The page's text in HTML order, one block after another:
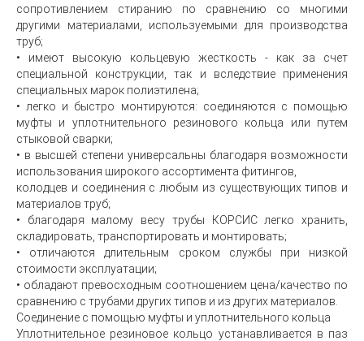
cопротивлением стиранию по сравнению со многими
другими материалами, используемыми для производства
труб;
• имеют высокую кольцевую жесткость - как за счет
специальной конструкции, так и вследствие применения
специальных марок полиэтилена;
• легко и быстро монтируются: соединяются с помощью
муфты и уплотнительного резинового кольца или путем
стыковой сварки;
• в высшей степени универсальны благодаря возможности
использования широкого ассортимента фитингов,
колодцев и соединения с любым из существующих типов и
материалов труб;
• благодаря малому весу трубы КОРСИС легко хранить,
складировать, транспортировать и монтировать;
• отличаются длительным сроком службы при низкой
стоимости эксплуатации;
• обладают превосходным соотношением цена/качество по
сравнению с трубами других типов и из других материалов.
Соединение с помощью муфты и уплотнительного кольца
Уплотнительное резиновое кольцо устанавливается в паз